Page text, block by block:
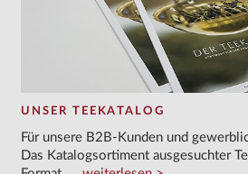
UNSER TEEKATALOG
Für unsere B2B-Kunden und
Das Katalogsortiment ausgesuchter